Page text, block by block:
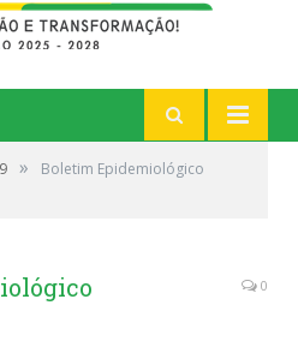
»
Boletim Epidemiológico
0